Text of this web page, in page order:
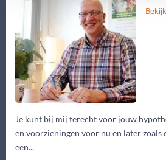
Je kunt bij mij terecht voor jouw
en voorzieningen voor nu en later zoals
een...